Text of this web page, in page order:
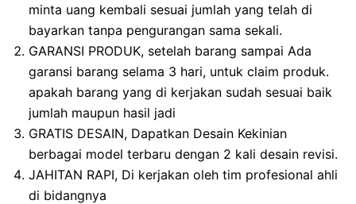
minta uang kembali sesuai jumlah yang telah di
bayarkan tanpa pengurangan sama sekali.
GARANSI PRODUK, setelah barang sampai Ada
garansi barang selama 3 hari, untuk claim produk.
apakah barang yang di kerjakan sudah sesuai baik
jumlah maupun hasil jadi
GRATIS DESAIN, Dapatkan Desain Kekinian
berbagai model terbaru dengan 2 kali desain revisi.
JAHITAN RAPI, Di kerjakan oleh tim profesional ahli
di bidangnya